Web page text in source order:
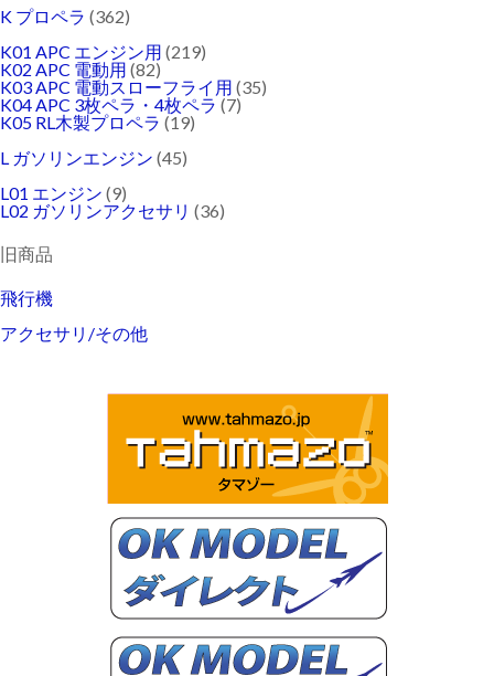
K プロペラ (362)
K01 APC エンジン用 (219)
K02 APC 電動用 (82)
K03 APC 電動スローフライ用 (35)
K04 APC 3枚ペラ・4枚ペラ (7)
K05 RL木製プロペラ (19)
L ガソリンエンジン (45)
L01 エンジン (9)
L02 ガソリンアクセサリ (36)
旧商品
飛行機
アクセサリ/その他